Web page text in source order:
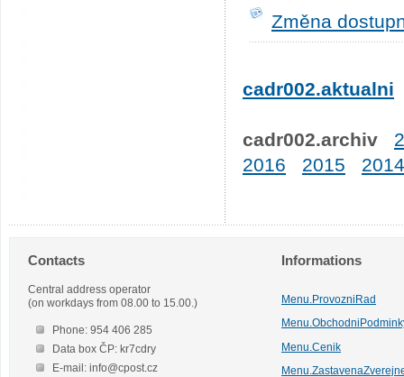
Změna
cadr002.aktualni
cadr002.archiv
2016
2015 2014
Contacts
Central address operator
(on workdays from 08.00 to 15.00.)
Phone: 954 406 285
Data box ČP: kr7cdry
E-mail: info@cpost.cz
Informations
Menu.ProvozniRad
Menu.Cenik